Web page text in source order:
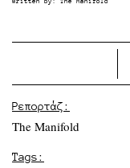
Ρεπορτάζ:
The Manifold
Tags: